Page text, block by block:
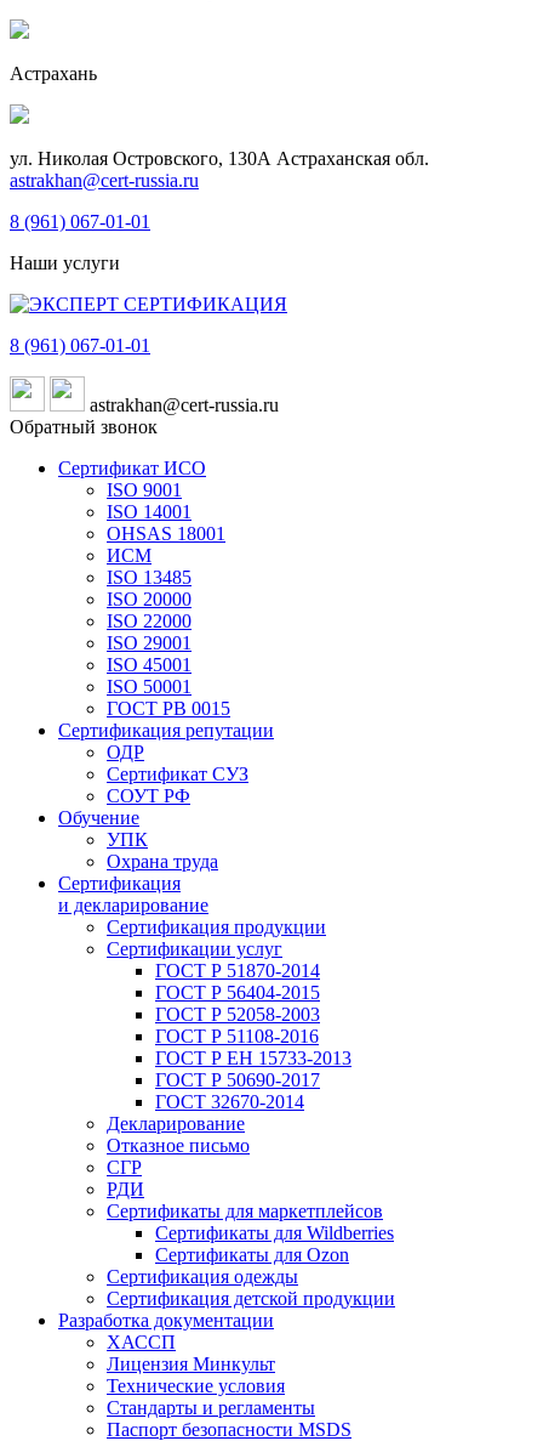
Астрахань
ул. Николая Островского, 130А Астраханская обл.
astrakhan@cert-russia.ru
8 (961) 067-01-01
Наши услуги
8 (961) 067-01-01
astrakhan@cert-russia.ru
Обратный звонок
Сертификат ИСО
ISO 9001
ISO 14001
OHSAS 18001
ИСМ
ISO 13485
ISO 20000
ISO 22000
ISO 29001
ISO 45001
ISO 50001
ГОСТ РВ 0015
Сертификация репутации
ОДР
Сертификат СУЗ
СОУТ РФ
Обучение
УПК
Охрана труда
Сертификация
и декларирование
Сертификация продукции
Сертификации услуг
ГОСТ Р 51870-2014
ГОСТ Р 56404-2015
ГОСТ Р 52058-2003
ГОСТ Р 51108-2016
ГОСТ Р ЕН 15733-2013
ГОСТ Р 50690-2017
ГОСТ 32670-2014
Декларирование
Отказное письмо
СГР
РДИ
Сертификаты для маркетплейсов
Сертификаты для Wildberries
Сертификаты для Ozon
Сертификация одежды
Сертификация детской продукции
Разработка документации
ХАССП
Лицензия Минкульт
Технические условия
Стандарты и регламенты
Паспорт безопасности MSDS